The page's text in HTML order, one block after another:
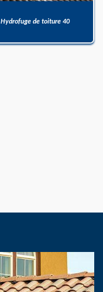
Hydrofuge de toiture 40